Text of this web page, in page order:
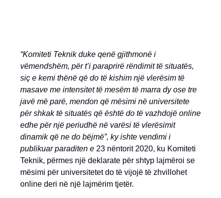
“Komiteti Teknik duke qenë gjithmonë i
vëmendshëm, për t’i paraprirë rëndimit të situatës,
siç e kemi thënë që do të kishim një vlerësim të
masave me intensitet të mesëm të marra dy ose tre
javë më parë, mendon që mësimi në universitete
për shkak të situatës që është do të vazhdojë online
edhe për një periudhë në varësi të vlerësimit
dinamik që ne do bëjmë”, ky ishte vendimi i
publikuar paraditen e 23 nëntorit 2020, ku Komiteti
Teknik, përmes një deklarate për shtyp lajmëroi se
mësimi për universitetet do të vijojë të zhvillohet
online deri në një lajmërim tjetër.